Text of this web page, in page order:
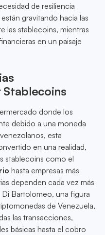
de resiliencia
gravitando hacia las
las stablecoins, mientras
en un paisaje
donde los
debido a una moneda
esta
en una realidad,
stablecoins como el
hasta empresas más
dependen cada vez más
Bartolomeo, una figura
de Venezuela,
las transacciones,
básicas hasta el cobro